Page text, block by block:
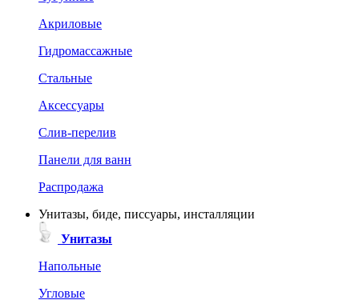
Акриловые
Гидромассажные
Стальные
Аксессуары
Слив-перелив
Панели для ванн
Распродажа
Унитазы, биде, писсуары, инсталляции
Унитазы
Напольные
Угловые